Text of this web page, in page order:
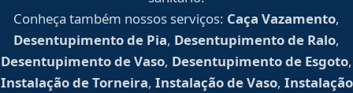
Conheça também nossos serviços: Caça Vazamento,
Desentupimento de Pia, Desentupimento de Ralo,
Desentupimento de Vaso, Desentupimento de Esgoto,
Instalação de Torneira, Instalação de Vaso, Instalação